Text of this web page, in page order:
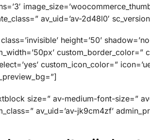
av_uid=’av-2d48l0′
height=’50’
custom_border_color=”
custom_icon_color=”
size=” av-medium-font-size=”
av_uid=’av-jk9cm4zf’